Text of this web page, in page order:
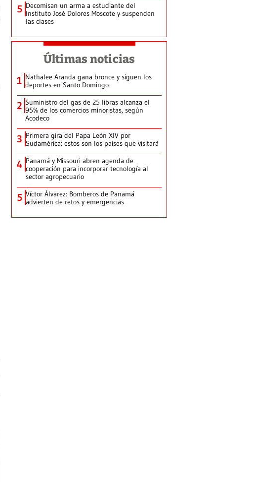
5 Decomisan un arma a estudiante del
Instituto José Dolores Moscote y suspenden
las clases
Últimas noticias
1 Nathalee Aranda gana bronce y siguen los
deportes en Santo Domingo
2 Suministro del gas de 25 libras alcanza el
95% de los comercios minoristas, según
Acodeco
3 Primera gira del Papa León XIV por
Sudamérica: estos son los países que visitará
4 Panamá y Missouri abren agenda de
cooperación para incorporar tecnología al
sector agropecuario
5 Víctor Álvarez: Bomberos de Panamá
advierten de retos y emergencias